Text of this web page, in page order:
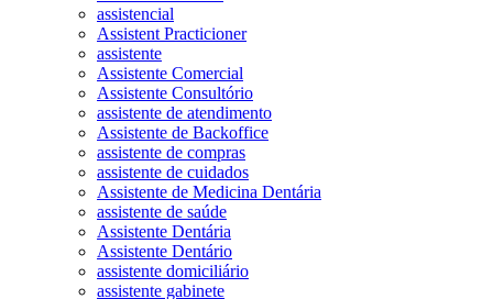
assistencial
Assistent Practicioner
assistente
Assistente Comercial
Assistente Consultório
assistente de atendimento
Assistente de Backoffice
assistente de compras
assistente de cuidados
Assistente de Medicina Dentária
assistente de saúde
Assistente Dentária
Assistente Dentário
assistente domiciliário
assistente gabinete